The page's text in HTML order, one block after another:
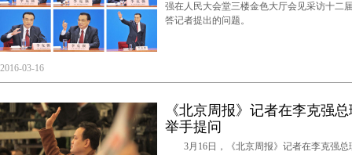
强在人民大会堂三楼金色大厅会见采访十二
答记者提出的问题。
2016-03-16
《北京周报》记者在李克强
举手提问
3月16日，《北京周报》记者在李克强总